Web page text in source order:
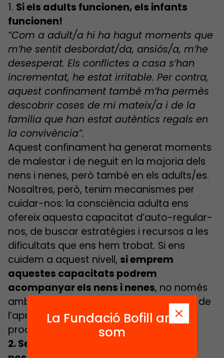
1. Si els adults funcionen, els infants
funcionen!
“Com a adult/a hi ha hagut moments que
m’he sentit desbordat/da, ansiós/a, m’he
desesperat. Els conflictes a casa s’han
incrementat, he estat irritable. Per contra,
aquest confinament també m’ha permès
descobrir coses de mi mateix/a i de la
família que han estat autèntics regals en
la convivència”.
Aquest confinament ha generat moments
de malestar i de neguit en la majoria dels
nens i nenes, però també en els adults/es.
Nosaltres, però, tenim mecanismes per
cuidar-nos: la consciència adulta ens
ofereix aquesta capacitat d’auto-regular-
nos, de buscar estratègies i recursos a les
dificultats que ens hem trobat. Si ens
cuidem a aquest nivell, si emprem
aquestes capacitats podrem
acompanyar els nens i nenes, no només
amb les estratègies que tenim sinó des de
l’aprenentatge vicari (aquell que es
produeix per imitació i modelatge).
2. Sense les famílies no hagués estat
La Fundació Bofill ara
som